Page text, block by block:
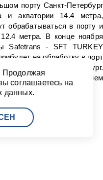
порту Санкт-Петербург
и акватории 14.4 метра,
обрабатываться в порту и
12.4 метра. В конце ноября
Safetrans - SFT TURKEY
на обработку в порт
- Санкт-Петербург.
контейнеров в среднем
Продолжая
соглашаетесь на
данных.